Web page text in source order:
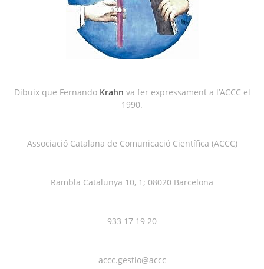
Dibuix que Fernando Krahn va fer expressament a l’ACCC el
1990.
Associació Catalana de Comunicació Científica (ACCC)
Rambla Catalunya 10, 1; 08020 Barcelona
933 17 19 20
accc.gestio@accc